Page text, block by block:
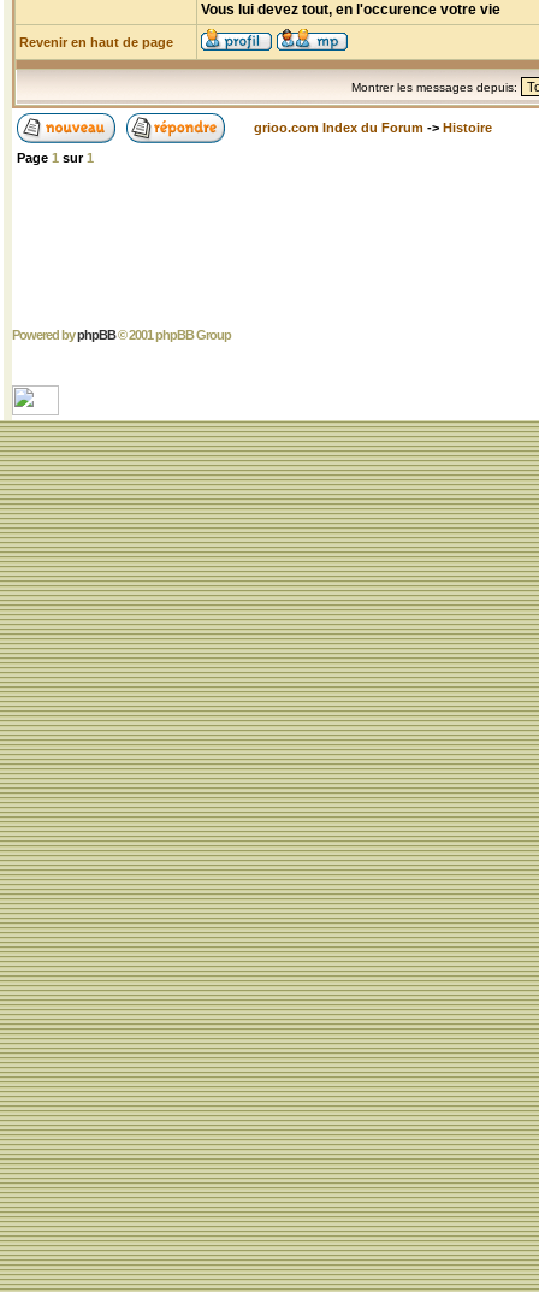
Vous lui devez tout, en l'occurence votre vie
Revenir en haut de page
Montrer les messages depuis:
grioo.com Index du Forum -> Histoire
Page 1 sur1
Powered byphpBB© 2001 phpBB Group